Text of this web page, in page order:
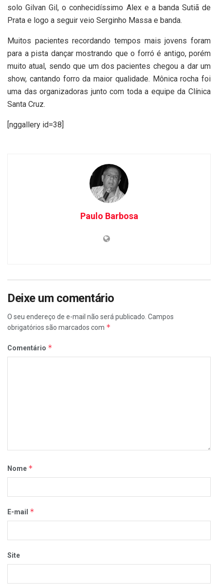
solo Gilvan Gil, o conhecidíssimo Alex e a banda Sutiã de
Prata e logo a seguir veio Serginho Massa e banda.
Muitos pacientes recordando tempos mais jovens foram
para a pista dançar mostrando que o forró é antigo, porém
muito atual, sendo que um dos pacientes chegou a dar um
show, cantando forro da maior qualidade. Mônica rocha foi
uma das organizadoras junto com toda a equipe da Clínica
Santa Cruz.
[nggallery id=38]
Paulo Barbosa
Deixe um comentário
O seu endereço de e-mail não será publicado. Campos
obrigatórios são marcados com *
Comentário *
Nome *
E-mail *
Site